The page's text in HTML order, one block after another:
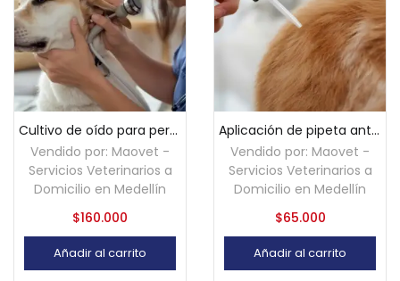
Cultivo de oído para perros y gatos a domicilio – Medellín
Vendido por: Maovet -
Servicios Veterinarios a
Domicilio en Medellín
$160.000
Añadir al carrito
Aplicación de pipeta anti pulgas para perros y gatos a domicilio – Medellín
Vendido por: Maovet -
Servicios Veterinarios a
Domicilio en Medellín
$65.000
Añadir al carrito